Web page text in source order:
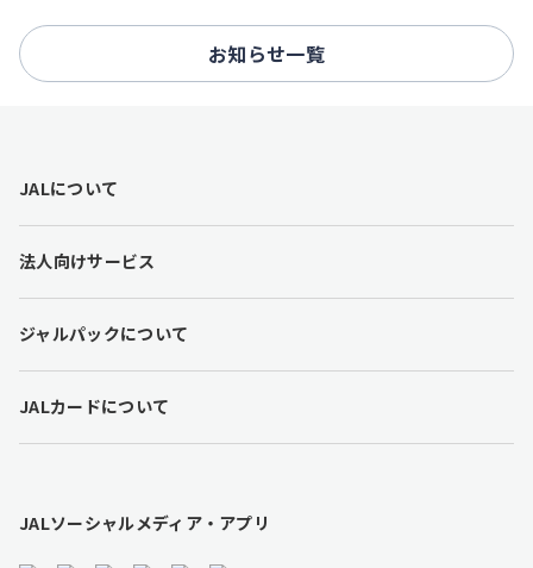
お知らせ一覧
o
e
i
n
s
JALについて
法人向けサービス
ジャルパックについて
JALカードについて
JALソーシャルメディア・アプリ